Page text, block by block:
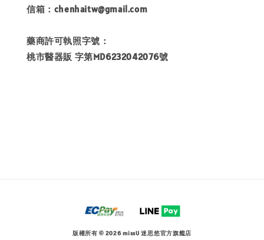
信箱：chenhaitw@gmail.com
藥商許可執照字號：
桃市醫器販 字第MD6232042076號
版權所有 © 2026 missU 迷思悠官方旗艦店